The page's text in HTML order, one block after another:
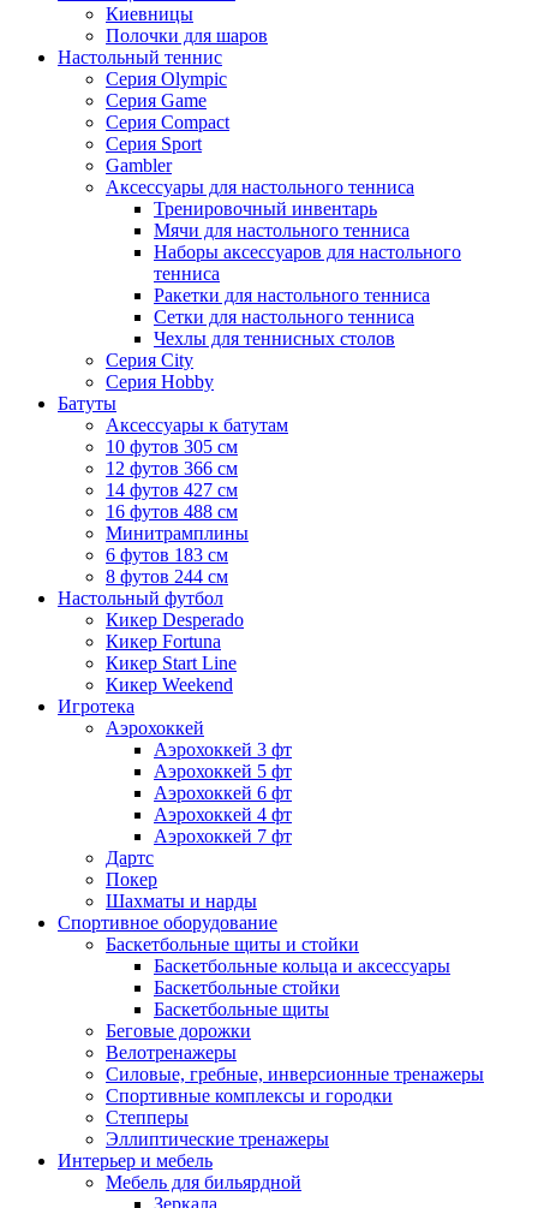
Киевницы
Полочки для шаров
Настольный теннис
Серия Olympic
Серия Game
Серия Compact
Серия Sport
Gambler
Аксессуары для настольного тенниса
Тренировочный инвентарь
Мячи для настольного тенниса
Наборы аксессуаров для настольного
тенниса
Ракетки для настольного тенниса
Сетки для настольного тенниса
Чехлы для теннисных столов
Серия City
Серия Hobby
Батуты
Аксессуары к батутам
10 футов 305 см
12 футов 366 см
14 футов 427 см
16 футов 488 см
Минитрамплины
6 футов 183 см
8 футов 244 см
Настольный футбол
Кикер Desperado
Кикер Fortuna
Кикер Start Line
Кикер Weekend
Игротека
Аэрохоккей
Аэрохоккей 3 фт
Аэрохоккей 5 фт
Аэрохоккей 6 фт
Аэрохоккей 4 фт
Аэрохоккей 7 фт
Дартс
Покер
Шахматы и нарды
Спортивное оборудование
Баскетбольные щиты и стойки
Баскетбольные кольца и аксессуары
Баскетбольные стойки
Баскетбольные щиты
Беговые дорожки
Велотренажеры
Силовые, гребные, инверсионные тренажеры
Спортивные комплексы и городки
Степперы
Эллиптические тренажеры
Интерьер и мебель
Мебель для бильярдной